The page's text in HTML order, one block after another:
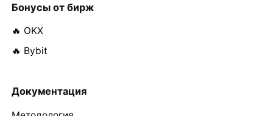
Бонусы от бирж
🔥 OKX
🔥 Bybit
Документация